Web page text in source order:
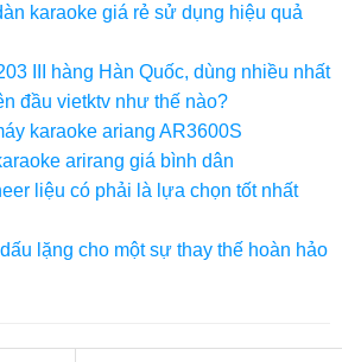
karaoke giá rẻ sử dụng hiệu quả
III hàng Hàn Quốc, dùng nhiều nhất
đầu vietktv như thế nào?
karaoke ariang AR3600S
arirang giá bình dân
liệu có phải là lựa chọn tốt nhất
lặng cho một sự thay thế hoàn hảo